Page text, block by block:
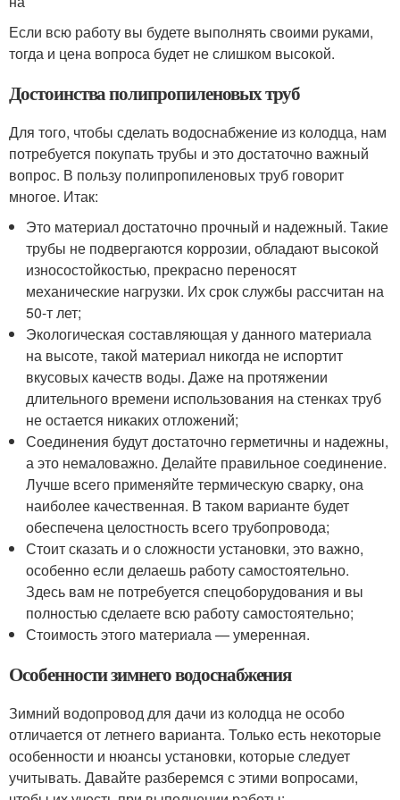
Если всю работу вы будете выполнять своими руками,
тогда и цена вопроса будет не слишком высокой.
Достоинства полипропиленовых труб
Для того, чтобы сделать водоснабжение из колодца, нам
потребуется покупать трубы и это достаточно важный
вопрос. В пользу полипропиленовых труб говорит
многое. Итак:
Это материал достаточно прочный и надежный. Такие
трубы не подвергаются коррозии, обладают высокой
износостойкостью, прекрасно переносят
механические нагрузки. Их срок службы рассчитан на
50-т лет;
Экологическая составляющая у данного материала
на высоте, такой материал никогда не испортит
вкусовых качеств воды. Даже на протяжении
длительного времени использования на стенках труб
не остается никаких отложений;
Соединения будут достаточно герметичны и надежны,
а это немаловажно. Делайте правильное соединение.
Лучше всего применяйте термическую сварку, она
наиболее качественная. В таком варианте будет
обеспечена целостность всего трубопровода;
Стоит сказать и о сложности установки, это важно,
особенно если делаешь работу самостоятельно.
Здесь вам не потребуется спецоборудования и вы
полностью сделаете всю работу самостоятельно;
Стоимость этого материала — умеренная.
Особенности зимнего водоснабжения
Зимний водопровод для дачи из колодца не особо
отличается от летнего варианта. Только есть некоторые
особенности и нюансы установки, которые следует
учитывать. Давайте разберемся с этими вопросами,